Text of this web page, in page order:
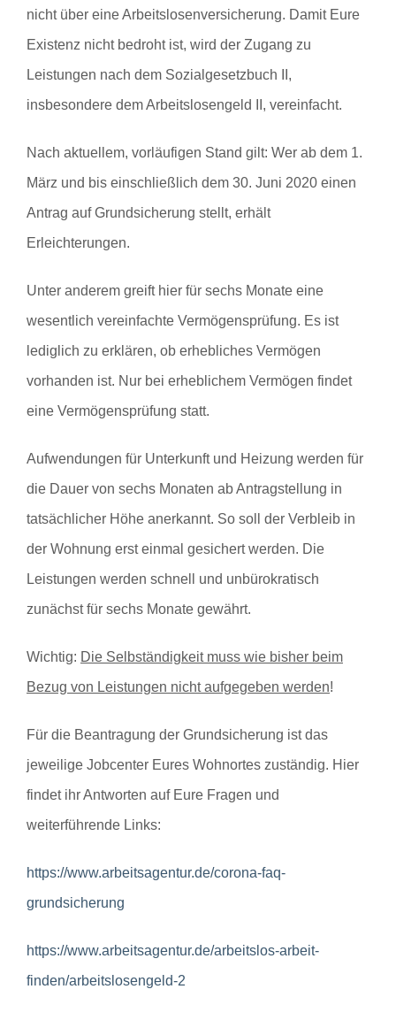
nicht über eine Arbeitslosenversicherung. Damit Eure
Existenz nicht bedroht ist, wird der Zugang zu
Leistungen nach dem Sozialgesetzbuch II,
insbesondere dem Arbeitslosengeld II, vereinfacht.
Nach aktuellem, vorläufigen Stand gilt: Wer ab dem 1.
März und bis einschließlich dem 30. Juni 2020 einen
Antrag auf Grundsicherung stellt, erhält
Erleichterungen.
Unter anderem greift hier für sechs Monate eine
wesentlich vereinfachte Vermögensprüfung. Es ist
lediglich zu erklären, ob erhebliches Vermögen
vorhanden ist. Nur bei erheblichem Vermögen findet
eine Vermögensprüfung statt.
Aufwendungen für Unterkunft und Heizung werden für
die Dauer von sechs Monaten ab Antragstellung in
tatsächlicher Höhe anerkannt. So soll der Verbleib in
der Wohnung erst einmal gesichert werden. Die
Leistungen werden schnell und unbürokratisch
zunächst für sechs Monate gewährt.
Wichtig: Die Selbständigkeit muss wie bisher beim
Bezug von Leistungen nicht aufgegeben werden!
Für die Beantragung der Grundsicherung ist das
jeweilige Jobcenter Eures Wohnortes zuständig. Hier
findet ihr Antworten auf Eure Fragen und
weiterführende Links:
https://www.arbeitsagentur.de/corona-faq-
grundsicherung
https://www.arbeitsagentur.de/arbeitslos-arbeit-
finden/arbeitslosengeld-2